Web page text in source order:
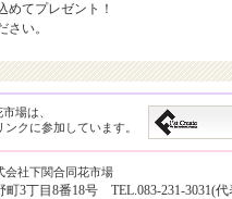
めてプレゼント！
さい。
場は、
ンクに参加しています。
社下関合同花市場
3丁目8番18号 TEL.083-231-3031(代